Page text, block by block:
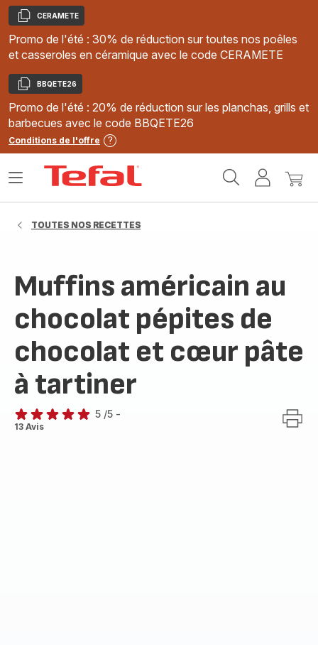
Copier
CERAMETE
Promo de l'été : 30% de réduction sur toutes nos poêles
et casseroles en céramique avec le code CERAMETE
Copier
BBQETE26
Promo de l'été : 20% de réduction sur les planchas, grills et
barbecues avec le code BBQETE26
Conditions de l'offre
MonMon
Ouvrir
TOUTES NOS RECETTES
Muffins américain au
chocolat pépites de
chocolat et cœur pâte
à tartiner
Avis
5 /5 -
13 Avis